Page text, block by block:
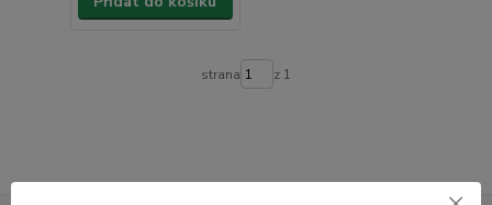
strana z 1